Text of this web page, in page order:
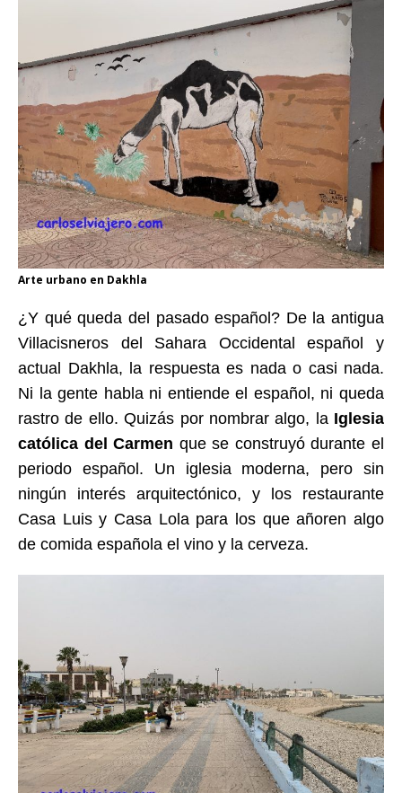
Arte urbano en Dakhla
¿Y qué queda del pasado español? De la antigua
Villacisneros del Sahara Occidental español y
actual Dakhla, la respuesta es nada o casi nada.
Ni la gente habla ni entiende el español, ni queda
rastro de ello. Quizás por nombrar algo, la Iglesia
católica del Carmen que se construyó durante el
periodo español. Un iglesia moderna, pero sin
ningún interés arquitectónico, y los restaurante
Casa Luis y Casa Lola para los que añoren algo
de comida española el vino y la cerveza.